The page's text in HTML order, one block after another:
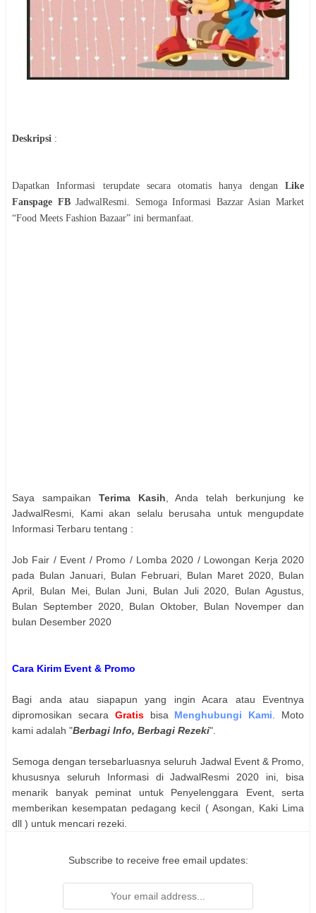
Deskripsi :
Dapatkan Informasi terupdate secara otomatis hanya dengan Like
Fanspage FBJadwalResmi. Semoga Informasi Bazzar Asian Market
“Food Meets Fashion Bazaar” ini bermanfaat.
Saya sampaikan Terima Kasih , Anda telah berkunjung ke
JadwalResmi, Kami akan selalu berusaha untuk mengupdate
Informasi Terbaru tentang :
Job Fair / Event / Promo / Lomba 2020 / Lowongan Kerja 2020
pada Bulan Januari, Bulan Februari, Bulan Maret 2020, Bulan
April, Bulan Mei, Bulan Juni, Bulan Juli 2020, Bulan Agustus,
Bulan September 2020, Bulan Oktober, Bulan Novemper dan
bulan Desember 2020
Cara Kirim Event & Promo
Bagi anda atau siapapun yang ingin Acara atau Eventnya
dipromosikan secara Gratisbisa Menghubungi Kami . Moto
kami adalah "Berbagi Info, Berbagi Rezeki".
Semoga dengan tersebarluasnya seluruh Jadwal Event & Promo,
khususnya seluruh Informasi di JadwalResmi 2020 ini, bisa
menarik banyak peminat untuk Penyelenggara Event, serta
memberikan kesempatan pedagang kecil ( Asongan, Kaki Lima
dll ) untuk mencari rezeki.
Subscribe to receive free email updates: